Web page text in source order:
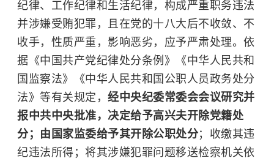
纪律、工作纪律和生活纪律，构成严重职务违法
并涉嫌受贿犯罪，且在党的十八大后不收敛、不
收手，性质严重，影响恶劣，应予严肃处理。依
据《中国共产党纪律处分条例》《中华人民共和
国监察法》《中华人民共和国公职人员政务处分
法》等有关规定， 经中央纪委常委会会议研究并
报中共中央批准，决定给予高兴夫开除党籍处
分；由国家监委给予其开除公职处分；收缴其违
纪违法所得；将其涉嫌犯罪问题移送检察机关依